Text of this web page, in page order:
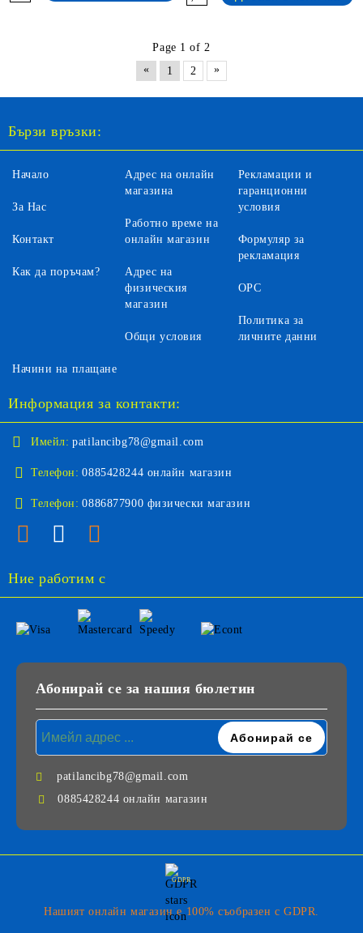
Page 1 of 2
«
1 2 »
Бързи връзки:
Начало
За Нас
Контакт
Как да поръчам?
Адрес на онлайн
магазина
Работно време на
онлайн магазин
Адрес на
физическия
магазин
Общи условия
Рекламации и
гаранционни
условия
Формуляр за
рекламация
ОРС
Политика за
личните данни
Начини на плащане
Информация за контакти:
Имейл: patilancibg78@gmail.com
Телефон: 0885428244 онлайн магазин
Телефон: 0886877900 физически магазин
Ние работим с
Абонирай се за нашия бюлетин
patilancibg78@gmail.com
0885428244 онлайн магазин
GDPR
Нашият онлайн магазин е 100% съобразен с GDPR.